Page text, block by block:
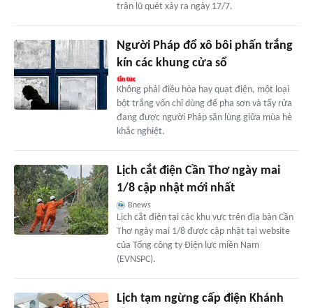
trận lũ quét xảy ra ngày 17/7.
Người Pháp đổ xô bôi phấn trắng
kín các khung cửa sổ
Không phải điều hòa hay quạt điện, một loại
bột trắng vốn chỉ dùng để pha sơn và tẩy rửa
đang được người Pháp săn lùng giữa mùa hè
khắc nghiệt.
Lịch cắt điện Cần Thơ ngày mai
1/8 cập nhật mới nhất
Bnews
Lịch cắt điện tại các khu vực trên địa bàn Cần
Thơ ngày mai 1/8 được cập nhật tại website
của Tổng công ty Điện lực miền Nam
(EVNSPC).
Lịch tạm ngừng cấp điện Khánh